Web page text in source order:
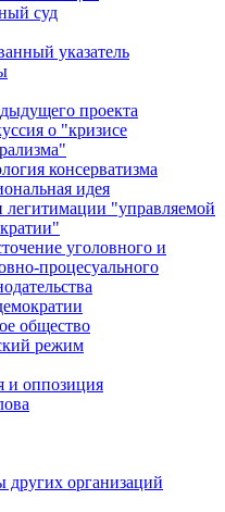
суд
указатель
проекта
о "кризисе
консерватизма
идея
легитимации "управляемой
уголовного и
процесуального
общество
режим
и оппозиция
других организаций